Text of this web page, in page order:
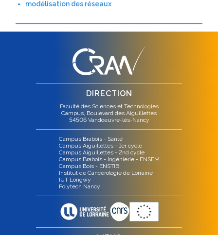
modélisation des réseaux
DIRECTION
Faculté des Sciences et Technologies
Campus, Boulevard des Aiguillettes
54506 Vandoeuvre-lès-Nancy
Campus Brabois - Santé
Campus Aiguillettes - 1er cycle
Campus Aiguillettes - 2nd cycle
Campus Brabois - Ingénierie - ENSEM
Campus Bois - ENSTIB
Institut de Cancérologie de Lorraine
IUT Longwy
Polytech Nancy